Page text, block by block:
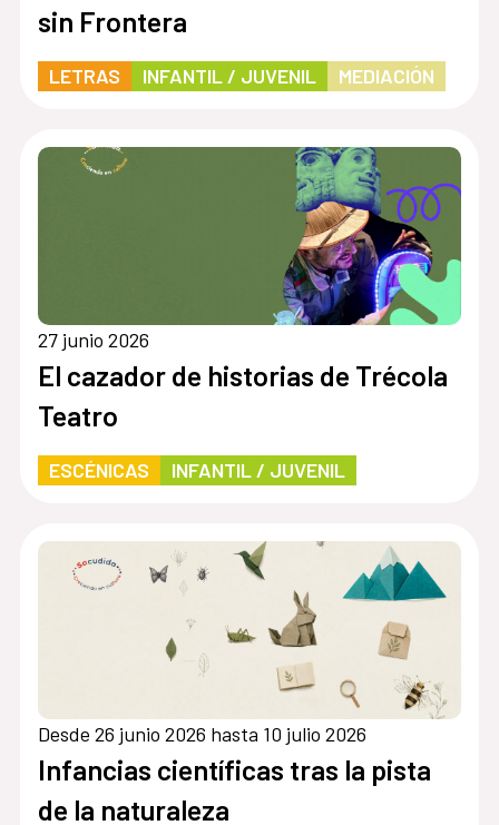
sin Frontera
LETRAS INFANTIL / JUVENIL MEDIACIÓN
27 junio 2026
El cazador de historias de Trécola
Teatro
ESCÉNICAS INFANTIL / JUVENIL
Desde 26 junio 2026 hasta 10 julio 2026
Infancias científicas tras la pista
de la naturaleza